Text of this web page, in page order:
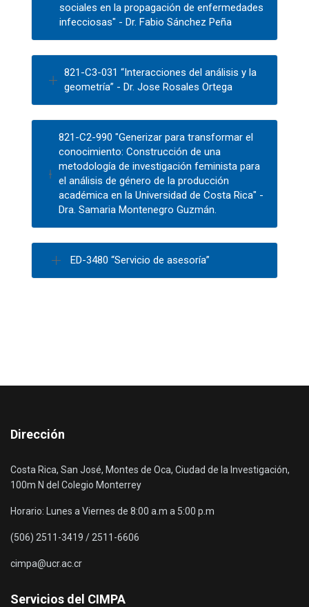
sociales en la propagación de enfermedades
infecciosas" - Dr. Fabio Sánchez Peña
821-C3-031 “Interacciones del análisis y la
geometría” - Dr. Jose Rosales Ortega
821-C2-990 "Generizar para transformar el
conocimiento: Construcción de una
metodología de investigación feminista para
el análisis de género de la producción
académica en la Universidad de Costa Rica" -
Dra. Samaria Montenegro Guzmán.
ED-3480 “Servicio de asesoría”
Dirección
Costa Rica, San José, Montes de Oca, Ciudad de la Investigación,
100m N del Colegio Monterrey
Horario: Lunes a Viernes de 8:00 a.m a 5:00 p.m
(506) 2511-3419 / 2511-6606
cimpa@ucr.ac.cr
Servicios del CIMPA